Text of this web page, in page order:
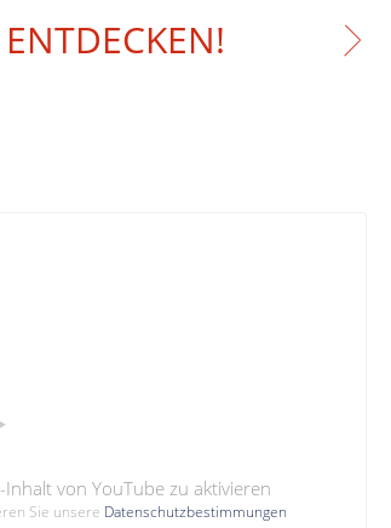
von YouTube zu aktivieren
Sie unsere Datenschutzbestimmungen